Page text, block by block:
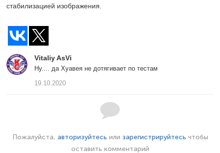
стабилизацией изображения.
Vitaliy AsVi
Ну.... да Хуавея не дотягивает по тестам
19.10.2020
Пожалуйста, авторизуйтесь или зарегистрируйтесь чтобы
оставить комментарий